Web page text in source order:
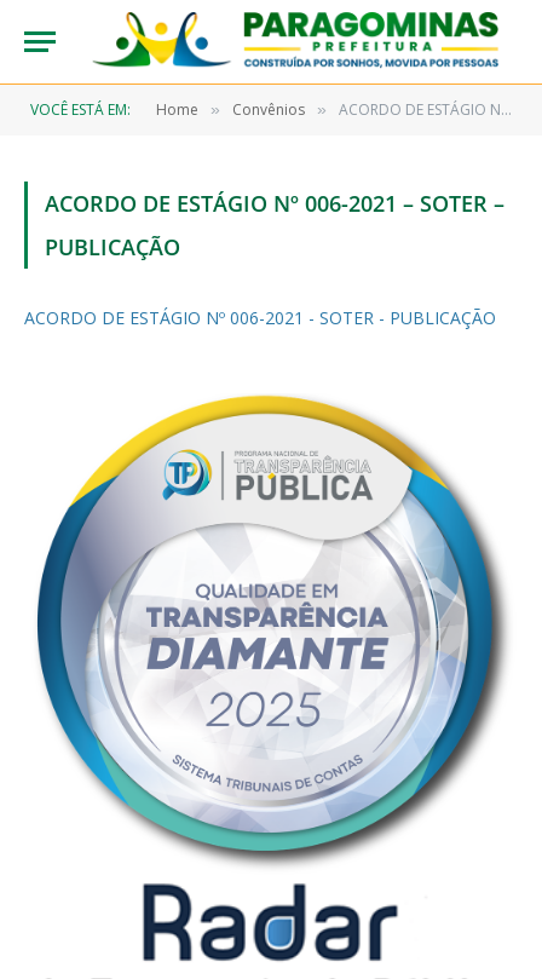
VOCÊ ESTÁ EM: Home » Convênios » ACORDO DE ESTÁGIO Nº 006-2021 – SOTER – PUBLICAÇÃO
ACORDO DE ESTÁGIO Nº 006-2021 – SOTER –
PUBLICAÇÃO
ACORDO DE ESTÁGIO Nº 006-2021 - SOTER - PUBLICAÇÃO